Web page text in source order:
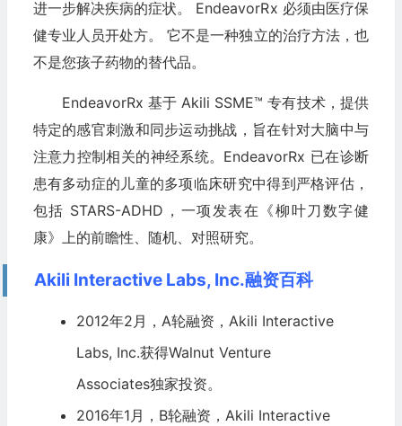
进一步解决疾病的症状。 EndeavorRx 必须由医疗保
健专业人员开处方。 它不是一种独立的治疗方法，也
不是您孩子药物的替代品。
EndeavorRx 基于 Akili SSME™ 专有技术，提供
特定的感官刺激和同步运动挑战，旨在针对大脑中与
注意力控制相关的神经系统。EndeavorRx 已在诊断
患有多动症的儿童的多项临床研究中得到严格评估，
包括 STARS-ADHD，一项发表在《柳叶刀数字健
康》上的前瞻性、随机、对照研究。
Akili Interactive Labs, Inc.融资百科
2012年2月，A轮融资，Akili Interactive
Labs, Inc.获得Walnut Venture
Associates独家投资。
2016年1月，B轮融资，Akili Interactive